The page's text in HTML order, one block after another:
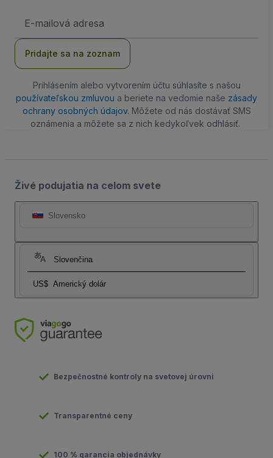
mailová
Pridajte sa na zoznam
Prihlásením alebo vytvorením účtu súhlasíte s našou
používateľskou zmluvou a beriete na vedomie naše zásady
ochrany osobných údajov. Môžete od nás dostávať SMS
oznámenia a môžete sa z nich kedykoľvek odhlásiť.
Živé podujatia na celom svete
Slovensko
Slovenčina
US$ Americký dolár
Bezpečnostné kontroly na svetovej úrovni
Transparentné ceny
100 % garancia objednávky